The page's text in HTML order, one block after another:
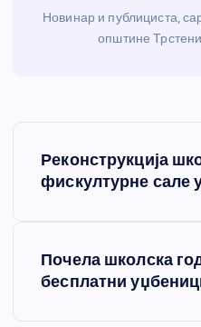
Новинар и публициста,
општине
Реконструкција
фискултурне сале
Почела школска
бесплатни